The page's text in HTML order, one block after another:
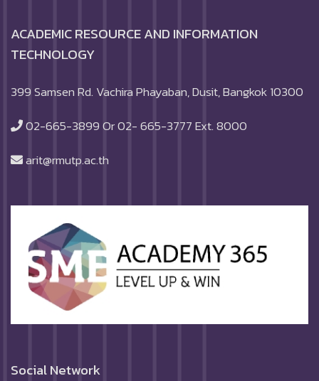
ACADEMIC RESOURCE AND INFORMATION
TECHNOLOGY
399 Samsen Rd. Vachira Phayaban, Dusit, Bangkok 10300
02-665-3899 Or 02- 665-3777 Ext. 8000
arit@rmutp.ac.th
Social Network